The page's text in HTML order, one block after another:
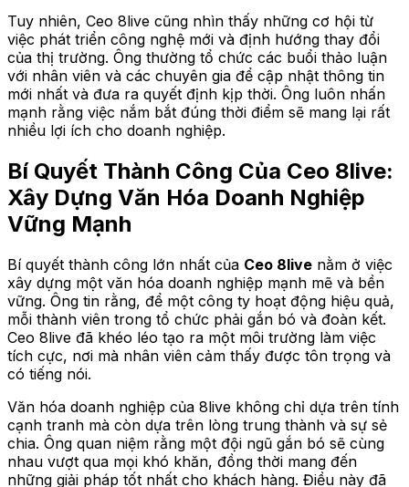
Tuy nhiên, Ceo 8live cũng nhìn thấy những cơ hội từ
việc phát triển công nghệ mới và định hướng thay đổi
của thị trường. Ông thường tổ chức các buổi thảo luận
với nhân viên và các chuyên gia để cập nhật thông tin
mới nhất và đưa ra quyết định kịp thời. Ông luôn nhấn
mạnh rằng việc nắm bắt đúng thời điểm sẽ mang lại rất
nhiều lợi ích cho doanh nghiệp.
Bí Quyết Thành Công Của Ceo 8live:
Xây Dựng Văn Hóa Doanh Nghiệp
Vững Mạnh
Bí quyết thành công lớn nhất của Ceo 8live nằm ở việc
xây dựng một văn hóa doanh nghiệp mạnh mẽ và bền
vững. Ông tin rằng, để một công ty hoạt động hiệu quả,
mỗi thành viên trong tổ chức phải gắn bó và đoàn kết.
Ceo 8live đã khéo léo tạo ra một môi trường làm việc
tích cực, nơi mà nhân viên cảm thấy được tôn trọng và
có tiếng nói.
Văn hóa doanh nghiệp của 8live không chỉ dựa trên tính
cạnh tranh mà còn dựa trên lòng trung thành và sự sẻ
chia. Ông quan niệm rằng một đội ngũ gắn bó sẽ cùng
nhau vượt qua mọi khó khăn, đồng thời mang đến
những giải pháp tốt nhất cho khách hàng. Điều này đã